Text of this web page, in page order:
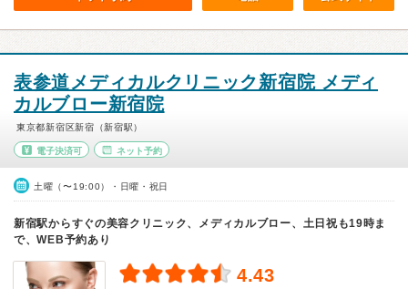
表参道メディカルクリニック新宿院 メディ
カルブロー新宿院
東京都新宿区新宿（新宿駅）
電子決済可 ネット予約
土曜（〜19:00）・日曜・祝日
新宿駅からすぐの美容クリニック、メディカルブロー、土日祝も19時ま
で、WEB予約あり
4.43